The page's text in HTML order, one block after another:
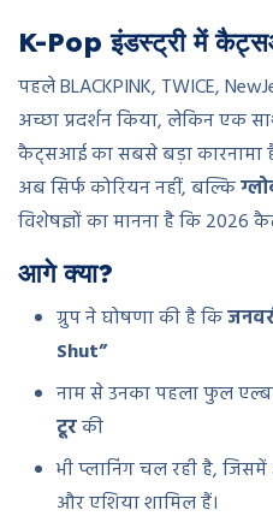
K-Pop इंडस्ट्री में
पहले BLACKPINK, TWICE,
अच्छा प्रदर्शन किया, लेकिन एक
कैट्सआई का सबसे बड़ा कारनामा
अब सिर्फ कोरियन नहीं, बल्कि
विशेषज्ञों का मानना है कि
आगे क्या?
ग्रुप ने घोषणा की है कि
Shut”
नाम से उनका पहला फुल
टूरकी
भी प्लानिंग चल रही है,
और एशिया शामिल हैं।